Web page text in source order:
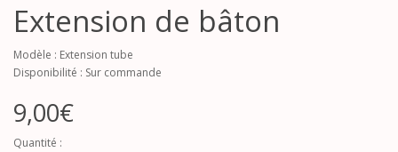
Extension de bâton
Modèle : Extension tube
Disponibilité : Sur commande
9,00€
Quantité :